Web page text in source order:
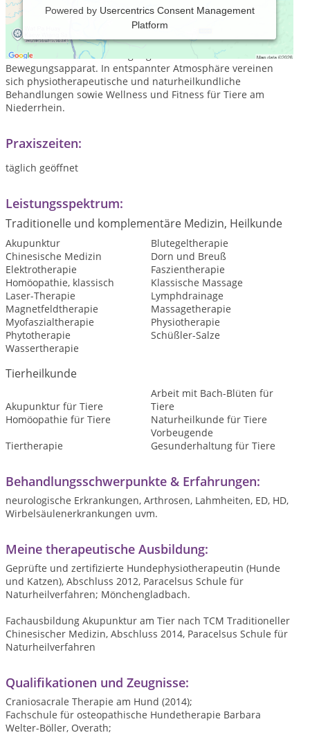
Powered by Usercentrics Consent Management
Platform
Das Gesundheits- und Wellnesszentrum TIERBEWEGUNG ist
eine Praxis für Tierphysiotherapie und Aquatraining zur
Rehabilitation und Vorbeugung von Krankheiten am
Bewegungsapparat. In entspannter Atmosphäre vereinen
sich physiotherapeutische und naturheilkundliche
Behandlungen sowie Wellness und Fitness für Tiere am
Niederrhein.
Praxiszeiten:
täglich geöffnet
Leistungsspektrum:
Traditionelle und komplementäre Medizin, Heilkunde
Akupunktur
Blutegeltherapie
Chinesische Medizin
Dorn und Breuß
Elektrotherapie
Faszientherapie
Homöopathie, klassisch
Klassische Massage
Laser-Therapie
Lymphdrainage
Magnetfeldtherapie
Massagetherapie
Myofaszialtherapie
Physiotherapie
Phytotherapie
Schüßler-Salze
Wassertherapie
Tierheilkunde
Akupunktur für Tiere
Arbeit mit Bach-Blüten für
Tiere
Homöopathie für Tiere
Naturheilkunde für Tiere
Tiertherapie
Vorbeugende
Gesunderhaltung für Tiere
Behandlungsschwerpunkte & Erfahrungen:
neurologische Erkrankungen, Arthrosen, Lahmheiten, ED, HD,
Wirbelsäulenerkrankungen uvm.
Meine therapeutische Ausbildung:
Geprüfte und zertifizierte Hundephysiotherapeutin (Hunde
und Katzen), Abschluss 2012, Paracelsus Schule für
Naturheilverfahren; Mönchengladbach.
Fachausbildung Akupunktur am Tier nach TCM Traditioneller
Chinesischer Medizin, Abschluss 2014, Paracelsus Schule für
Naturheilverfahren
Qualifikationen und Zeugnisse:
Craniosacrale Therapie am Hund (2014);
Fachschule für osteopathische Hundetherapie Barbara
Welter-Böller, Overath;